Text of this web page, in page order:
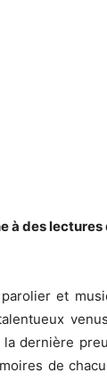
à des lectures
et
dernière
de